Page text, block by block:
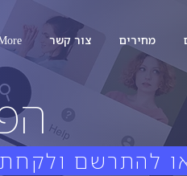
מחירים צור קשר
להתרשם